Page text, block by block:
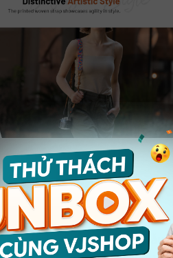
cho khả năng điều chỉnh độ
độ dài từ 1000-1400mm; mẫu